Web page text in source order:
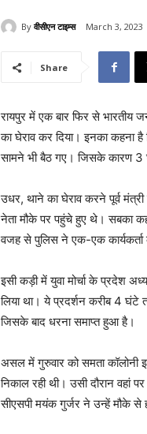
By वीसीएन टाइम्स March 3, 2023
Share
रायपुर में एक बार फिर से भारतीय
का घेराव कर दिया। इनका कहना है
सामने भी बैठ गए। जिसके कारण 3
उधर, थाने का घेराव करने पूर्व
नेता मौके पर पहुंचे हुए थे। सबका
वजह से पुलिस ने एक-एक कार्यकर्ता
इसी कड़ी में युवा मोर्चा के प्रदेश
लिया था। ये प्रदर्शन करीब 4 घंटे
जिसके बाद धरना समाप्त हुआ है।
असल में गुरुवार को समता
निकाल रही थी। उसी दौरान वहां
सीएसपी मयंक गुर्जर ने उन्हें मौके से